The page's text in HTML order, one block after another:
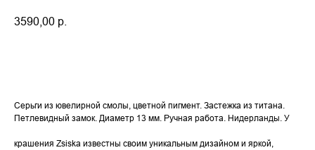
3590,00 р.
Серьги из ювелирной смолы, цветной пигмент. Застежка из титана.
Петлевидный замок. Диаметр 13 мм. Ручная работа. Нидерланды. У
крашения Zsiska известны своим уникальным дизайном и яркой,